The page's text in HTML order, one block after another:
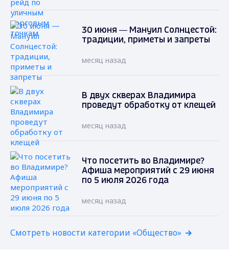
30 июня — Мануил Солнцестой:
традиции, приметы и запреты
месяц назад
В двух скверах Владимира
проведут обработку от клещей
месяц назад
Что посетить во Владимире?
Афиша мероприятий с 29 июня
по 5 июля 2026 года
месяц назад
Смотреть новости категории «Общество»